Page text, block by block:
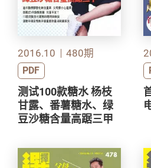
2016.10 480期
PDF
测试100款糖水 杨枝
甘露、番薯糖水、绿
豆沙糖含量高踞三甲